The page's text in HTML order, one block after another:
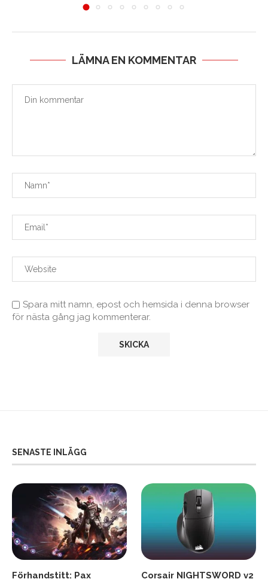
LÄMNA EN KOMMENTAR
Spara mitt namn, epost och hemsida i denna browser
för nästa gång jag kommenterar.
SENASTE INLÄGG
Förhandstitt: Pax
Corsair NIGHTSWORD v2